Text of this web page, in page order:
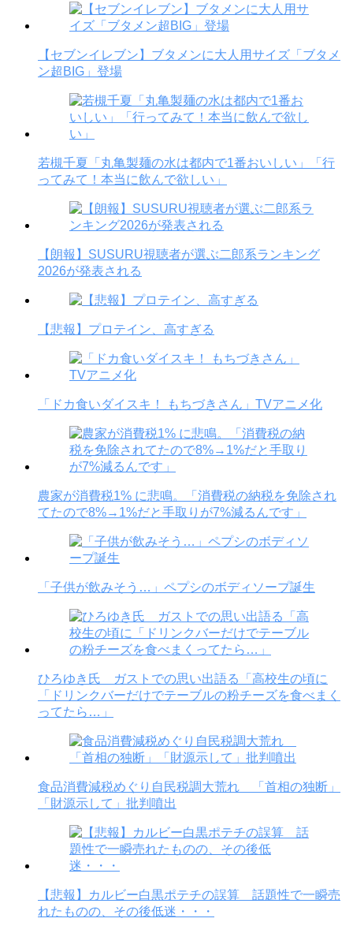
【セブンイレブン】ブタメンに大人用サイズ「ブタメ
ン超BIG」登場
若槻千夏「丸亀製麺の水は都内で1番おいしい」「行
ってみて！本当に飲んで欲しい」
【朗報】SUSURU視聴者が選ぶ二郎系ランキング
2026が発表される
【悲報】プロテイン、高すぎる
「ドカ食いダイスキ！ もちづきさん」TVアニメ化
農家が消費税1% に悲鳴。「消費税の納税を免除され
てたので8%→1%だと手取りが7%減るんです」
「子供が飲みそう…」ペプシのボディソープ誕生
ひろゆき氏 ガストでの思い出語る「高校生の頃に
「ドリンクバーだけでテーブルの粉チーズを食べまく
ってたら…」
食品消費減税めぐり自民税調大荒れ 「首相の独断」
「財源示して」批判噴出
【悲報】カルビー白黒ポテチの誤算 話題性で一瞬売
れたものの、その後低迷・・・